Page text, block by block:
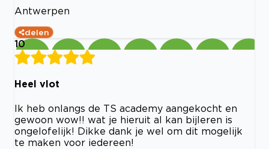
Antwerpen
delen
10
Heel vlot
Ik heb onlangs de TS academy aangekocht en
gewoon wow!! wat je hieruit al kan bijleren is
ongelofelijk! Dikke dank je wel om dit mogelijk
te maken voor iedereen!